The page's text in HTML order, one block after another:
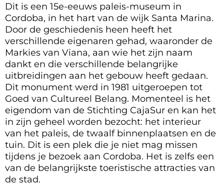
Dit is een 15e-eeuws paleis-museum in
Cordoba, in het hart van de wijk Santa Marina.
Door de geschiedenis heen heeft het
verschillende eigenaren gehad, waaronder de
Markies van Viana, aan wie het zijn naam
dankt en die verschillende belangrijke
uitbreidingen aan het gebouw heeft gedaan.
Dit monument werd in 1981 uitgeroepen tot
Goed van Cultureel Belang. Momenteel is het
eigendom van de Stichting CajaSur en kan het
in zijn geheel worden bezocht: het interieur
van het paleis, de twaalf binnenplaatsen en de
tuin. Dit is een plek die je niet mag missen
tijdens je bezoek aan Cordoba. Het is zelfs een
van de belangrijkste toeristische attracties van
de stad.